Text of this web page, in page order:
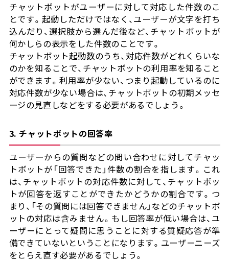
チャットボットがユーザーに対して対応した件数のこ
とです。起動しただけではなく、ユーザーが文字を打ち
込んだり、選択肢から選んだ後など、チャットボットが
何かしらの表示をした件数のことです。
チャットボット起動数のうち、対応件数がどれくらいな
のかを知ることで、チャットボットの利用率を知ること
ができます。利用率が少ない、つまり起動しているのに
対応件数が少ない場合は、チャットボットの初期メッセ
ージの見直しなどをする必要があるでしょう。
3. チャットボットの回答率
ユーザーからの質問などの問い合わせに対してチャッ
トボットが「回答できた」件数の割合を指します。これ
は、チャットボットの対応件数に対して、チャットボッ
トが回答を返すことができたかどうかの割合です。つ
まり、「その質問には回答できません」などのチャットボ
ットの対応は含みません。もし回答率が低い場合は、ユ
ーザーにとって疑問に思うことに対する質疑応答が準
備できていないということになります。ユーザーニーズ
をとらえ直す必要があるでしょう。